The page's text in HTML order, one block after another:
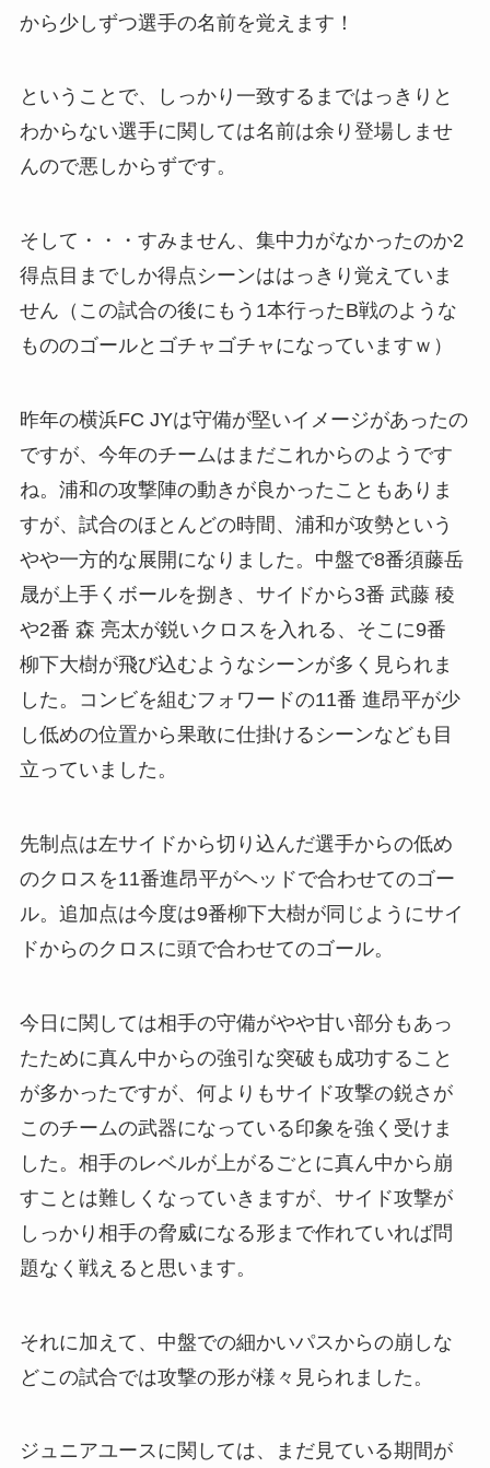
から少しずつ選手の名前を覚えます！
ということで、しっかり一致するまではっきりと
わからない選手に関しては名前は余り登場しませ
んので悪しからずです。
そして・・・すみません、集中力がなかったのか2
得点目までしか得点シーンははっきり覚えていま
せん（この試合の後にもう1本行ったB戦のような
もののゴールとゴチャゴチャになっていますｗ）
昨年の横浜FC JYは守備が堅いイメージがあったの
ですが、今年のチームはまだこれからのようです
ね。浦和の攻撃陣の動きが良かったこともありま
すが、試合のほとんどの時間、浦和が攻勢という
やや一方的な展開になりました。中盤で8番須藤岳
晟が上手くボールを捌き、サイドから3番 武藤 稜
や2番 森 亮太が鋭いクロスを入れる、そこに9番
柳下大樹が飛び込むようなシーンが多く見られま
した。コンビを組むフォワードの11番 進昂平が少
し低めの位置から果敢に仕掛けるシーンなども目
立っていました。
先制点は左サイドから切り込んだ選手からの低め
のクロスを11番進昂平がヘッドで合わせてのゴー
ル。追加点は今度は9番柳下大樹が同じようにサイ
ドからのクロスに頭で合わせてのゴール。
今日に関しては相手の守備がやや甘い部分もあっ
たために真ん中からの強引な突破も成功すること
が多かったですが、何よりもサイド攻撃の鋭さが
このチームの武器になっている印象を強く受けま
した。相手のレベルが上がるごとに真ん中から崩
すことは難しくなっていきますが、サイド攻撃が
しっかり相手の脅威になる形まで作れていれば問
題なく戦えると思います。
それに加えて、中盤での細かいパスからの崩しな
どこの試合では攻撃の形が様々見られました。
ジュニアユースに関しては、まだ見ている期間が